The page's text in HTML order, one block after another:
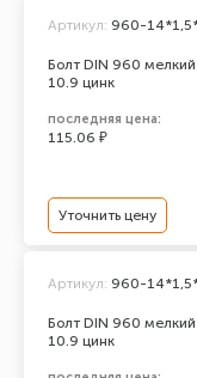
Болт DIN 960
10.9 цинк
Артикул: 960-
последняя цена:
115.06 ₽
Уточнить цену
Болт DIN 960
10.9 цинк
Артикул: 960-